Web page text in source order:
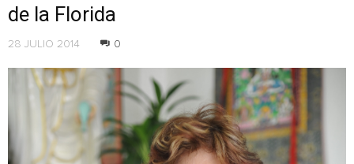
de la Florida
28 JULIO 2014 0